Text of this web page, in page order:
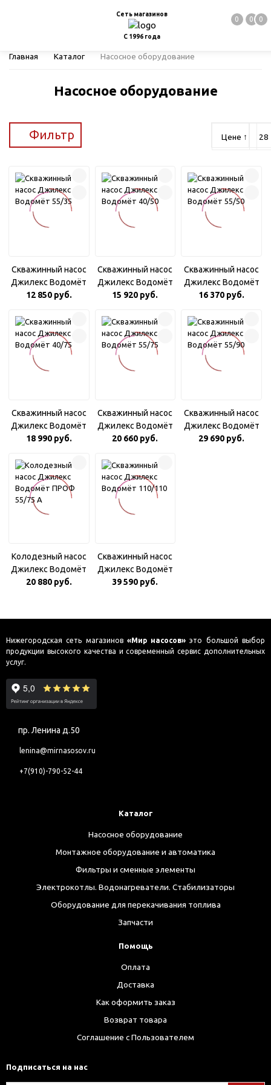
Сеть магазинов
С 1996 года
0 0 0
Главная Каталог Насосное оборудование
Насосное оборудование
Фильтр
Скважинный насос
Джилекс Водомёт
55/35
12 850 руб.
Скважинный насос
Джилекс Водомёт
40/50
15 920 руб.
Скважинный насос
Джилекс Водомёт
55/50
16 370 руб.
Скважинный насос
Джилекс Водомёт
40/75
18 990 руб.
Скважинный насос
Джилекс Водомёт
55/75
20 660 руб.
Скважинный насос
Джилекс Водомёт
55/90
29 690 руб.
Колодезный насос
Джилекс Водомёт
ПРОФ 55/75 A
20 880 руб.
Скважинный насос
Джилекс Водомёт
110/110
39 590 руб.
Нижегородская сеть магазинов «Мир насосов» это большой выбор
продукции высокого качества и современный сервис дополнительных
услуг.
пр. Ленина д.50
lenina@mirnasosov.ru
+7(910)-790-52-44
Каталог
Насосное оборудование
Монтажное оборудование и автоматика
Фильтры и сменные элементы
Электрокотлы. Водонагреватели. Стабилизаторы
Оборудование для перекачивания топлива
Запчасти
Помощь
Оплата
Доставка
Как оформить заказ
Возврат товара
Соглашение с Пользователем
Подписаться на нас